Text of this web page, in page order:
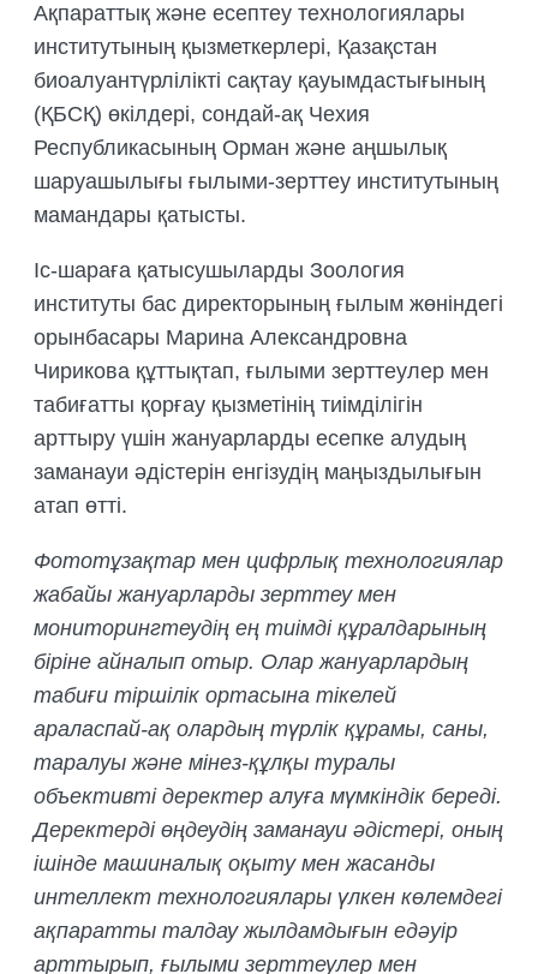
Ақпараттық және есептеу технологиялары
институтының қызметкерлері, Қазақстан
биоалуантүрлілікті сақтау қауымдастығының
(ҚБСҚ) өкілдері, сондай-ақ Чехия
Республикасының Орман және аңшылық
шаруашылығы ғылыми-зерттеу институтының
мамандары қатысты.
Іс-шараға қатысушыларды Зоология
институты бас директорының ғылым жөніндегі
орынбасары Марина Александровна
Чирикова құттықтап, ғылыми зерттеулер мен
табиғатты қорғау қызметінің тиімділігін
арттыру үшін жануарларды есепке алудың
заманауи әдістерін енгізудің маңыздылығын
атап өтті.
Фототұзақтар мен цифрлық технологиялар
жабайы жануарларды зерттеу мен
мониторингтеудің ең тиімді құралдарының
біріне айналып отыр. Олар жануарлардың
табиғи тіршілік ортасына тікелей
араласпай-ақ олардың түрлік құрамы, саны,
таралуы және мінез-құлқы туралы
объективті деректер алуға мүмкіндік береді.
Деректерді өңдеудің заманауи әдістері, оның
ішінде машиналық оқыту мен жасанды
интеллект технологиялары үлкен көлемдегі
ақпаратты талдау жылдамдығын едәуір
арттырып, ғылыми зерттеулер мен